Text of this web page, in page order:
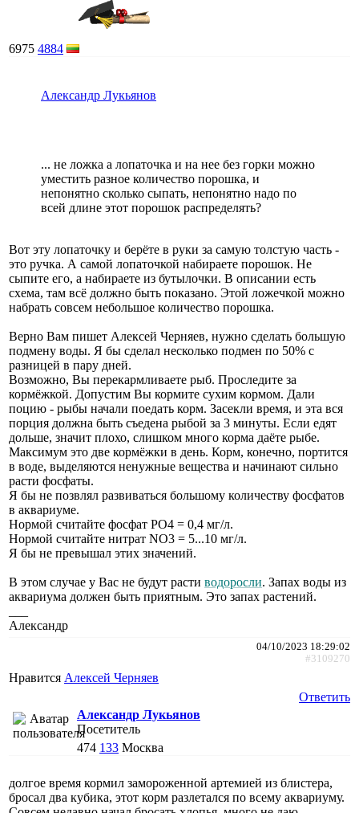
6975 4884
Александр Лукьянов
... не ложка а лопаточка и на нее без горки можно
уместить разное количество порошка, и
непонятно сколько сыпать, непонятно надо по
всей длине этот порошок распределять?
Вот эту лопаточку и берёте в руки за самую толстую часть -
это ручка. А самой лопаточкой набираете порошок. Не
сыпите его, а набираете из бутылочки. В описании есть
схема, там всё должно быть показано. Этой ложечкой можно
набрать совсем небольшое количество порошка.
Верно Вам пишет Алексей Черняев, нужно сделать большую
подмену воды. Я бы сделал несколько подмен по 50% с
разницей в пару дней.
Возможно, Вы перекармливаете рыб. Проследите за
кормёжкой. Допустим Вы кормите сухим кормом. Дали
поцию - рыбы начали поедать корм. Засекли время, и эта вся
порция должна быть съедена рыбой за 3 минуты. Если едят
дольше, значит плохо, слишком много корма даёте рыбе.
Максимум это две кормёжки в день. Корм, конечно, портится
в воде, выделяются ненужные вещества и начинают сильно
расти фосфаты.
Я бы не позвлял развиваться большому количеству фосфатов
в аквариуме.
Нормой считайте фосфат PO4 = 0,4 мг/л.
Нормой считайте нитрат NO3 = 5...10 мг/л.
Я бы не превышал этих значений.
В этом случае у Вас не будут расти водоросли. Запах воды из
аквариума должен быть приятным. Это запах растений.
Александр
04/10/2023 18:29:02
#3109270
Нравится Алексей Черняев
Ответить
Александр Лукьянов
Посетитель
474 133 Москва
долгое время кормил замороженной артемией из блистера,
бросал два кубика, этот корм разлетался по всему аквариуму.